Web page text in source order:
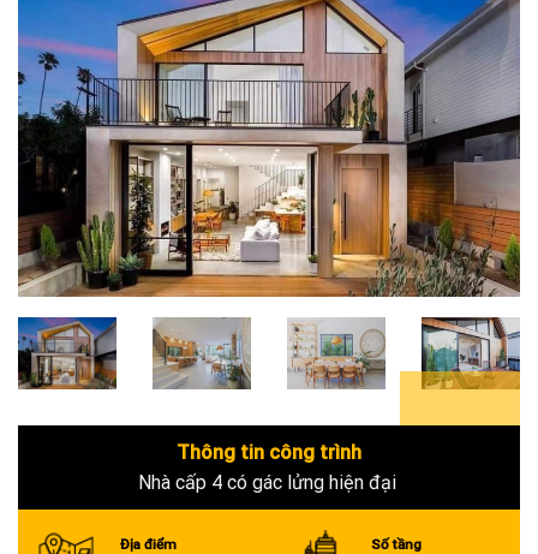
Thông tin công trình
Nhà cấp 4 có gác lửng hiện đại
Địa điểm Số tầng